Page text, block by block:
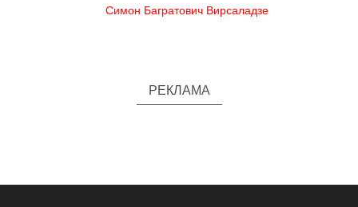
Симон Багратович Вирсаладзе
РЕКЛАМА